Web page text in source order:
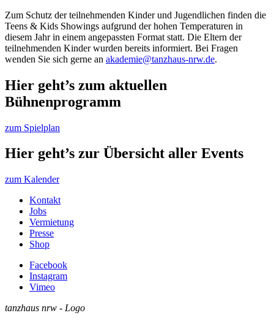
Zum Schutz der teilnehmenden Kinder und Jugendlichen finden die
Teens & Kids Showings aufgrund der hohen Temperaturen in
diesem Jahr in einem angepassten Format statt. Die Eltern der
teilnehmenden Kinder wurden bereits informiert. Bei Fragen
wenden Sie sich gerne an akademie@tanzhaus-nrw.de.
Hier geht’s zum aktuellen
Bühnenprogramm
zum Spielplan
Hier geht’s zur Übersicht aller Events
zum Kalender
Kontakt
Jobs
Vermietung
Presse
Shop
Facebook
Instagram
Vimeo
tanzhaus nrw - Logo